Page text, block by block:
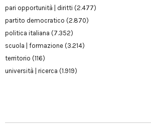
pari opportunità | diritti (2.477)
partito democratico (2.870)
politica italiana (7.352)
scuola | formazione (3.214)
territorio (116)
università | ricerca (1.919)